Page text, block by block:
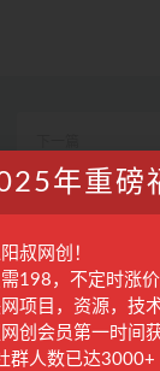
外面收费398活
润100-300+
年重磅
叔网创！
198，不定时涨价
项目，资源，技
创会员第一时间
群人数已达3000+